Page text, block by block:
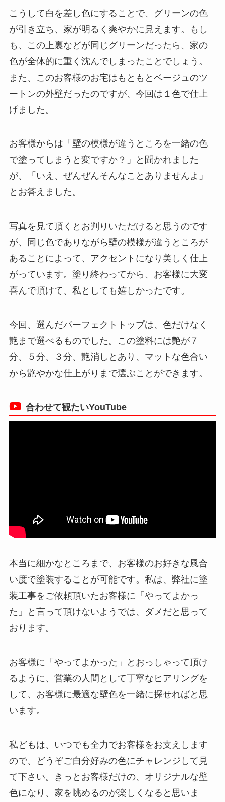
こうして白を差し色にすることで、グリーンの色
が引き立ち、家が明るく爽やかに見えます。もし
も、この上裏などが同じグリーンだったら、家の
色が全体的に重く沈んでしまったことでしょう。
また、このお客様のお宅はもともとベージュのツ
ートンの外壁だったのですが、今回は１色で仕上
げました。
お客様からは「壁の模様が違うところを一緒の色
で塗ってしまうと変ですか？」と聞かれました
が、「いえ、ぜんぜんそんなことありませんよ」
とお答えました。
写真を見て頂くとお判りいただけると思うのです
が、同じ色でありながら壁の模様が違うところが
あることによって、アクセントになり美しく仕上
がっています。塗り終わってから、お客様に大変
喜んで頂けて、私としても嬉しかったです。
今回、選んだパーフェクトトップは、色だけなく
艶まで選べるものでした。この塗料には艶が７
分、５分、３分、艶消しとあり、マットな色合い
から艶やかな仕上がりまで選ぶことができます。
合わせて観たいYouTube
本当に細かなところまで、お客様のお好きな風合
い度で塗装することが可能です。私は、弊社に塗
装工事をご依頼頂いたお客様に「やってよかっ
た」と言って頂けないようでは、ダメだと思って
おります。
お客様に「やってよかった」とおっしゃって頂け
るように、営業の人間として丁寧なヒアリングを
して、お客様に最適な壁色を一緒に探せればと思
います。
私どもは、いつでも全力でお客様をお支えします
ので、どうぞご自分好みの色にチャレンジして見
て下さい。きっとお客様だけの、オリジナルな壁
色になり、家を眺めるのが楽しくなると思いま